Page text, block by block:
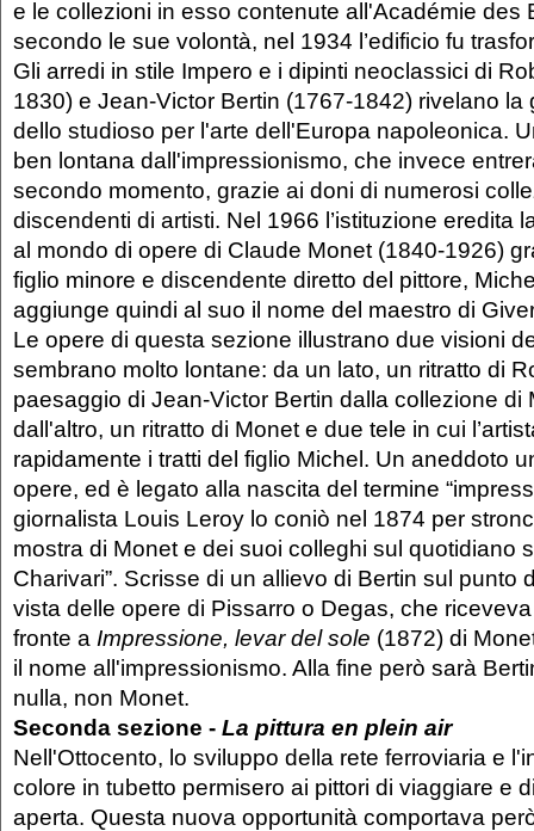
e le collezioni in esso contenute all'Académie des
secondo le sue volontà, nel 1934 l’edificio fu
Gli arredi in stile Impero e i dipinti neoclassici di
1830) e Jean-Victor Bertin (1767-1842) rivelano la
dello studioso per l'arte dell'Europa napoleonica.
ben lontana dall'impressionismo, che invece
secondo momento, grazie ai doni di numerosi
discendenti di artisti. Nel 1966 l’istituzione eredita
al mondo di opere di Claude Monet (1840-1926)
figlio minore e discendente diretto del pittore,
aggiunge quindi al suo il nome del maestro di
Le opere di questa sezione illustrano due visioni
sembrano molto lontane: da un lato, un ritratto di
paesaggio di Jean-Victor Bertin dalla collezione di
dall'altro, un ritratto di Monet e due tele in cui
rapidamente i tratti del figlio Michel. Un aneddoto
opere, ed è legato alla nascita del termine
giornalista Louis Leroy lo coniò nel 1874 per
mostra di Monet e dei suoi colleghi sul quotidiano
Charivari”. Scrisse di un allievo di Bertin sul punto
vista delle opere di Pissarro o Degas, che
fronte a Impressione, levar del sole (1872) di
il nome all'impressionismo. Alla fine però sarà
nulla, non Monet.
Seconda sezione - La pittura en plein air
Nell'Ottocento, lo sviluppo della rete ferroviaria e
colore in tubetto permisero ai pittori di viaggiare e
aperta. Questa nuova opportunità comportava